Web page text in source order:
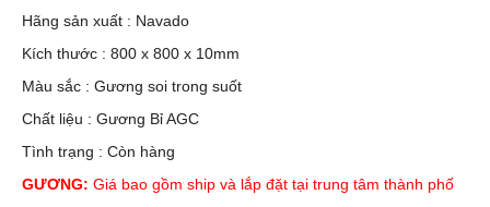
Hãng sản xuất : Navado
Kích thước : 800 x 800 x 10mm
Màu sắc : Gương soi trong suốt
Chất liệu : Gương Bỉ AGC
Tình trạng : Còn hàng
GƯƠNG: Giá bao gồm ship và lắp đặt tại trung tâm thành phố